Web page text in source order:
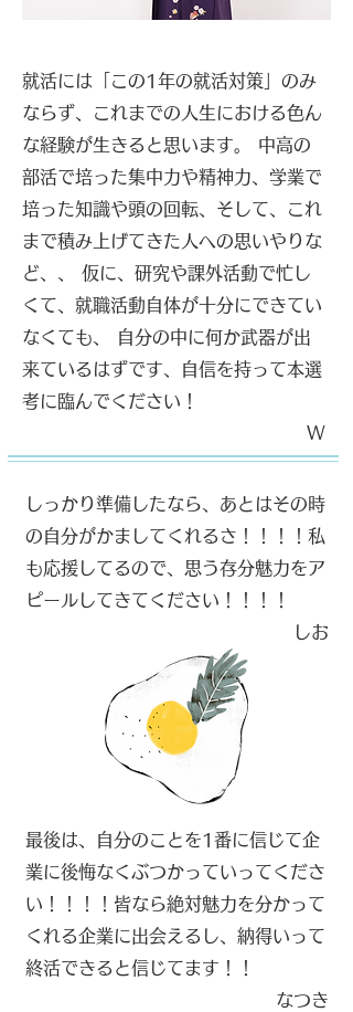
就活には「この1年の就活対策」のみ
ならず、これまでの人生における色ん
な経験が生きると思います。 中高の
部活で培った集中力や精神力、学業で
培った知識や頭の回転、そして、これ
まで積み上げてきた人への思いやりな
ど、、 仮に、研究や課外活動で忙し
くて、就職活動自体が十分にできてい
なくても、 自分の中に何か武器が出
来ているはずです、自信を持って本選
考に臨んでください！
W
しっかり準備したなら、あとはその時
の自分がかましてくれるさ！！！！私
も応援してるので、思う存分魅力をア
ピールしてきてください！！！！
​しお
最後は、自分のことを1番に信じて企
業に後悔なくぶつかっていってくださ
い！！！！皆なら絶対魅力を分かって
くれる企業に出会えるし、納得いって
終活できると信じてます！！
​なつき